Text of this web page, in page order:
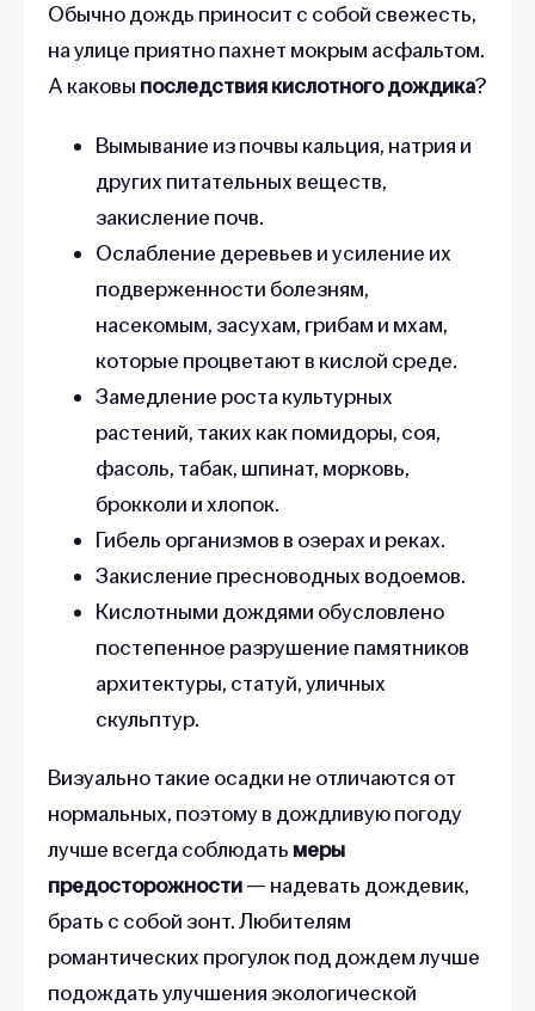
Обычно дождь приносит с собой свежесть,
на улице приятно пахнет мокрым асфальтом.
А каковы последствия кислотного дождика?
Вымывание из почвы кальция, натрия и
других питательных веществ,
закисление почв.
Ослабление деревьев и усиление их
подверженности болезням,
насекомым, засухам, грибам и мхам,
которые процветают в кислой среде.
Замедление роста культурных
растений, таких как помидоры, соя,
фасоль, табак, шпинат, морковь,
брокколи и хлопок.
Гибель организмов в озерах и реках.
Закисление пресноводных водоемов.
Кислотными дождями обусловлено
постепенное разрушение памятников
архитектуры, статуй, уличных
скульптур.
Визуально такие осадки не отличаются от
нормальных, поэтому в дождливую погоду
лучше всегда соблюдать меры
предосторожности— надевать дождевик,
брать с собой зонт. Любителям
романтических прогулок под дождем лучше
подождать улучшения экологической